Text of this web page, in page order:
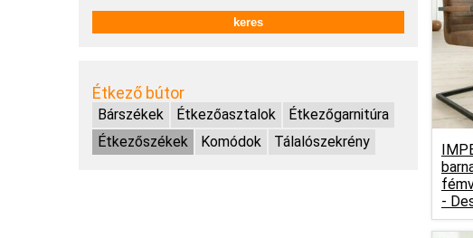
Étkező bútor
Bárszékek Étkezőasztalok
Étkezőgarnitúra
Étkezőszékek
Komódok Tálalószekrény
-